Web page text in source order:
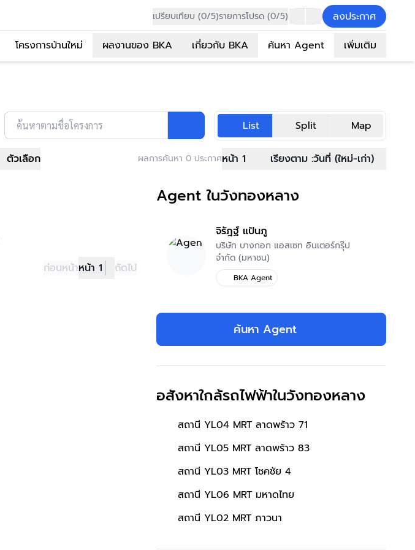
เปรียบเทียบ (0/5)รายการโปรด (0/5)
ลงประกาศ
โครงการบ้านใหม่ ผลงานของ BKA เกี่ยวกับ BKA ค้นหา Agent เพิ่มเติม
ค้นหาตามชื่อโครงการ List Split Map
ตัวเลือก ผลการค้นหา 0 ประกาศหน้า 1 เรียงตาม :วันที่ (ใหม่-เก่า)
ก่อนหน้าหน้า 1 ถัดไป
Agent ในวังทองหลาง
จิรัฎฐ์ แป้นภู
บริษัท บางกอก แอสเซท อินเตอร์กรุ๊ป
จำกัด (มหาชน)
BKA Agent
ค้นหา Agent
อสังหาใกล้รถไฟฟ้าในวังทองหลาง
สถานี YL04 MRT ลาดพร้าว 71
สถานี YL05 MRT ลาดพร้าว 83
สถานี YL03 MRT โชคชัย 4
สถานี YL06 MRT มหาดไทย
สถานี YL02 MRT ภาวนา